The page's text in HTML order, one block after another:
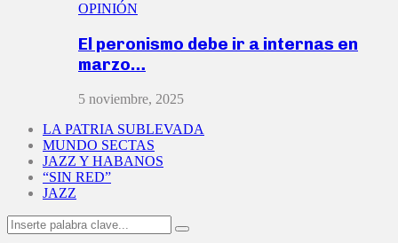
OPINIÓN
El peronismo debe ir a internas en
marzo…
5 noviembre, 2025
LA PATRIA SUBLEVADA
MUNDO SECTAS
JAZZ Y HABANOS
“SIN RED”
JAZZ
Search
for:
Search